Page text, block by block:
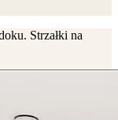
Strzałki na